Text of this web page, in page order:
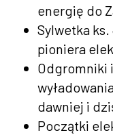
energię do
Sylwetka
pioniera
Odgromniki
dawniej i
Początki